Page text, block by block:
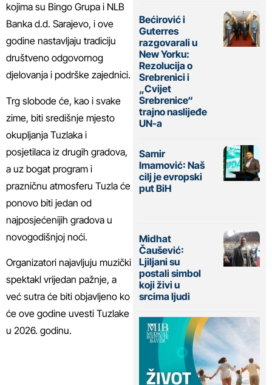
kojima su Bingo Grupa i NLB
Banka d.d. Sarajevo, i ove
godine nastavljaju tradiciju
društveno odgovornog
djelovanja i podrške zajednici.
Trg slobode će, kao i svake
zime, biti središnje mjesto
okupljanja Tuzlaka i
posjetilaca iz drugih gradova,
a uz bogat program i
prazničnu atmosferu Tuzla će
ponovo biti jedan od
najposjećenijih gradova u
novogodišnjoj noći.
Organizatori najavljuju muzički
spektakl vrijedan pažnje, a
već sutra će biti objavljeno ko
će ove godine uvesti Tuzlake
u 2026. godinu.
Bećirović i
Guterres
razgovarali u
New Yorku:
Rezolucija o
Srebrenici i
„Cvijet
Srebrenice“
trajno naslijeđe
UN-a
Samir
Imamović: Naš
cilj je evropski
put BiH
Midhat
Čaušević:
Ljiljani su
postali simbol
koji živi u
srcima ljudi